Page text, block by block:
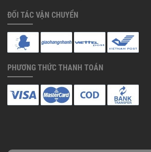
ĐỐI TÁC VẬN CHUYỂN
PHƯƠNG THỨC THANH TOÁN